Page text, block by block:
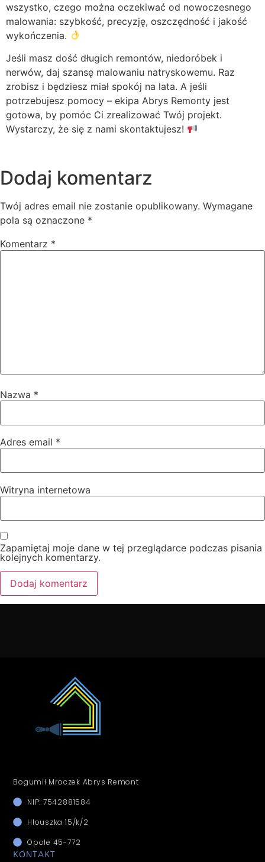
wszystko, czego można oczekiwać od nowoczesnego
malowania: szybkość, precyzję, oszczędność i jakość
wykończenia.
Jeśli masz dość długich remontów, niedoróbek i
nerwów, daj szansę malowaniu natryskowemu. Raz
zrobisz i będziesz miał spokój na lata. A jeśli
potrzebujesz pomocy – ekipa Abrys Remonty jest
gotowa, by pomóc Ci zrealizować Twój projekt.
Wystarczy, że się z nami skontaktujesz!
Dodaj komentarz
Twój adres email nie zostanie opublikowany. Wymagane
pola są oznaczone *
Komentarz *
Nazwa *
Adres email *
Witryna internetowa
Zapamiętaj moje dane w tej przeglądarce podczas pisania
kolejnych komentarzy.
Bogumił Mroczek Abrys Remont
NIP: 7542881584
Hlouszka 15/k/2
Opole 45-772
KONTAKT